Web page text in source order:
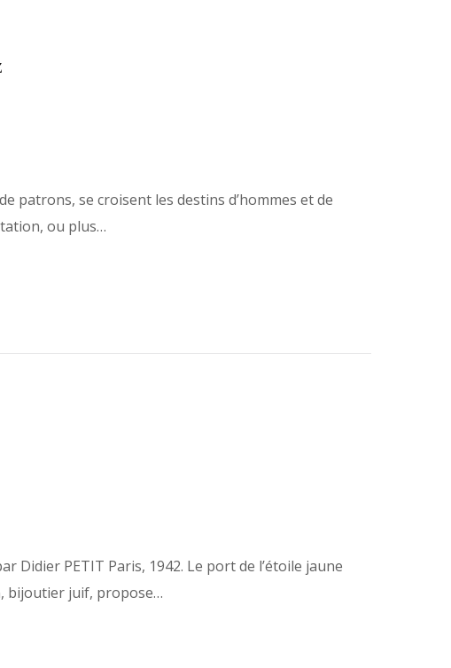
patrons, se croisent les destins d’hommes et de
ou plus…
Didier PETIT Paris, 1942. Le port de l’étoile jaune
bijoutier juif, propose…